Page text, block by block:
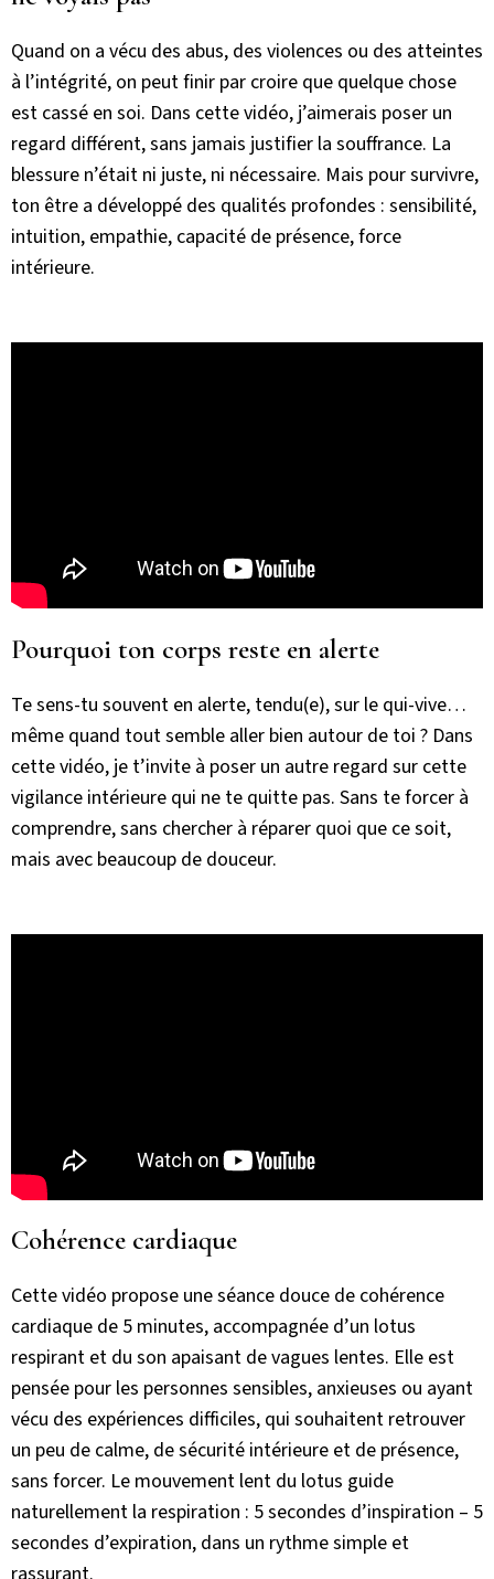
Quand on a vécu des abus, des violences ou des atteintes
à l’intégrité, on peut finir par croire que quelque chose
est cassé en soi. Dans cette vidéo, j’aimerais poser un
regard différent, sans jamais justifier la souffrance. La
blessure n’était ni juste, ni nécessaire. Mais pour survivre,
ton être a développé des qualités profondes : sensibilité,
intuition, empathie, capacité de présence, force
intérieure.
Pourquoi ton corps reste en alerte
Te sens-tu souvent en alerte, tendu(e), sur le qui-vive…
même quand tout semble aller bien autour de toi ? Dans
cette vidéo, je t’invite à poser un autre regard sur cette
vigilance intérieure qui ne te quitte pas. Sans te forcer à
comprendre, sans chercher à réparer quoi que ce soit,
mais avec beaucoup de douceur.
Cohérence cardiaque
Cette vidéo propose une séance douce de cohérence
cardiaque de 5 minutes, accompagnée d’un lotus
respirant et du son apaisant de vagues lentes. Elle est
pensée pour les personnes sensibles, anxieuses ou ayant
vécu des expériences difficiles, qui souhaitent retrouver
un peu de calme, de sécurité intérieure et de présence,
sans forcer. Le mouvement lent du lotus guide
naturellement la respiration : 5 secondes d’inspiration – 5
secondes d’expiration, dans un rythme simple et